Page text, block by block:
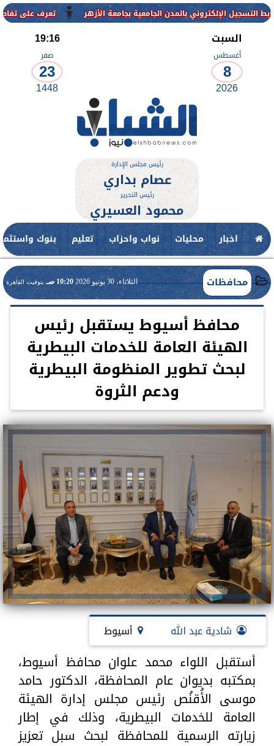
تعرف على تفاصيل وشروط بالمدن الجامعية بجامعة الأزهر
السبت
أغسطس
8
2026
19:16
صفر
23
1448
رئيس مجلس الإدارة
عصام بداري
رئيس التحرير
محمود العسيري
اخبار محليات نواب واحزاب تعليم بنوك
محافظات الثلاثاء، 30 يونيو 2026 10:20 صـ بتوقيت القاهرة
محافظ أسيوط يستقبل رئيس
الهيئة العامة للخدمات البيطرية
لبحث تطوير المنظومة البيطرية
ودعم الثروة
شادية عبد الله أسيوط
أستقبل اللواء محمد علوان محافظ أسيوط،
بمكتبه بديوان عام المحافظة، الدكتور حامد
موسى الأُقنُص رئيس مجلس إدارة الهيئة
العامة للخدمات البيطرية، وذلك في إطار
زيارته الرسمية للمحافظة لبحث سبل تعزيز